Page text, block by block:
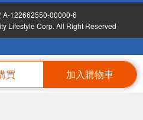
買 加入購物車
A-122662550-00000-6
Lifestyle Corp. All Right Reserved